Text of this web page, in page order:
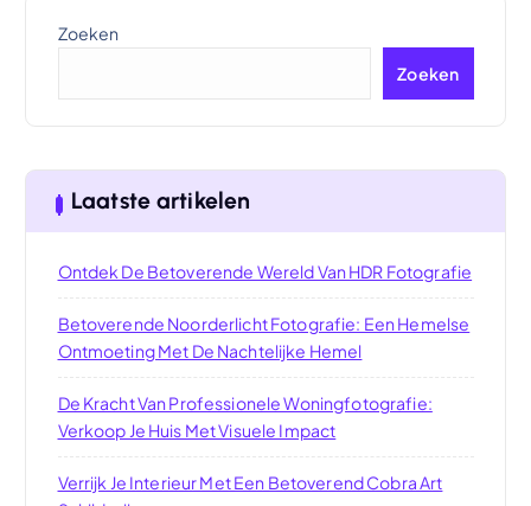
Zoeken
Zoeken
Laatste artikelen
Ontdek De Betoverende Wereld Van HDR Fotografie
Betoverende Noorderlicht Fotografie: Een Hemelse
Ontmoeting Met De Nachtelijke Hemel
De Kracht Van Professionele Woningfotografie:
Verkoop Je Huis Met Visuele Impact
Verrijk Je Interieur Met Een Betoverend Cobra Art